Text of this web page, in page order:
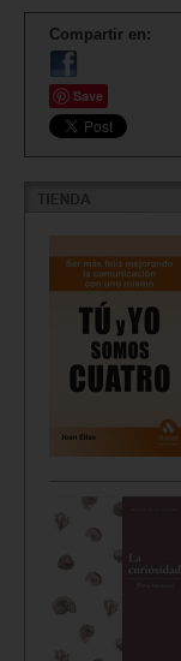
Compartir en:
Save